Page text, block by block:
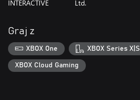
INTERACTIVE
Ltd.
Graj z
XBOX One XBOX Series X|S
XBOX Cloud Gaming